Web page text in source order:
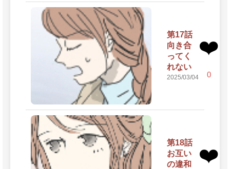
第17話
向き合
ってく
れない
2025/03/04
❤️
0
第18話
お互い
の違和
❤️